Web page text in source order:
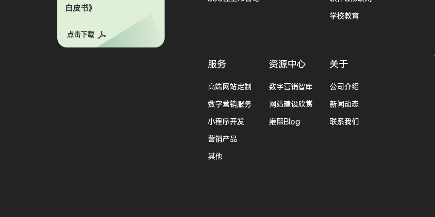
白皮书》
点击下载
学校教育
服务
高端网站定制
数字营销服务
小程序开发
营销产品
其他
资源中心
数字营销智库
网站建设欣赏
雍熙Blog
关于
公司介绍
新闻动态
联系我们